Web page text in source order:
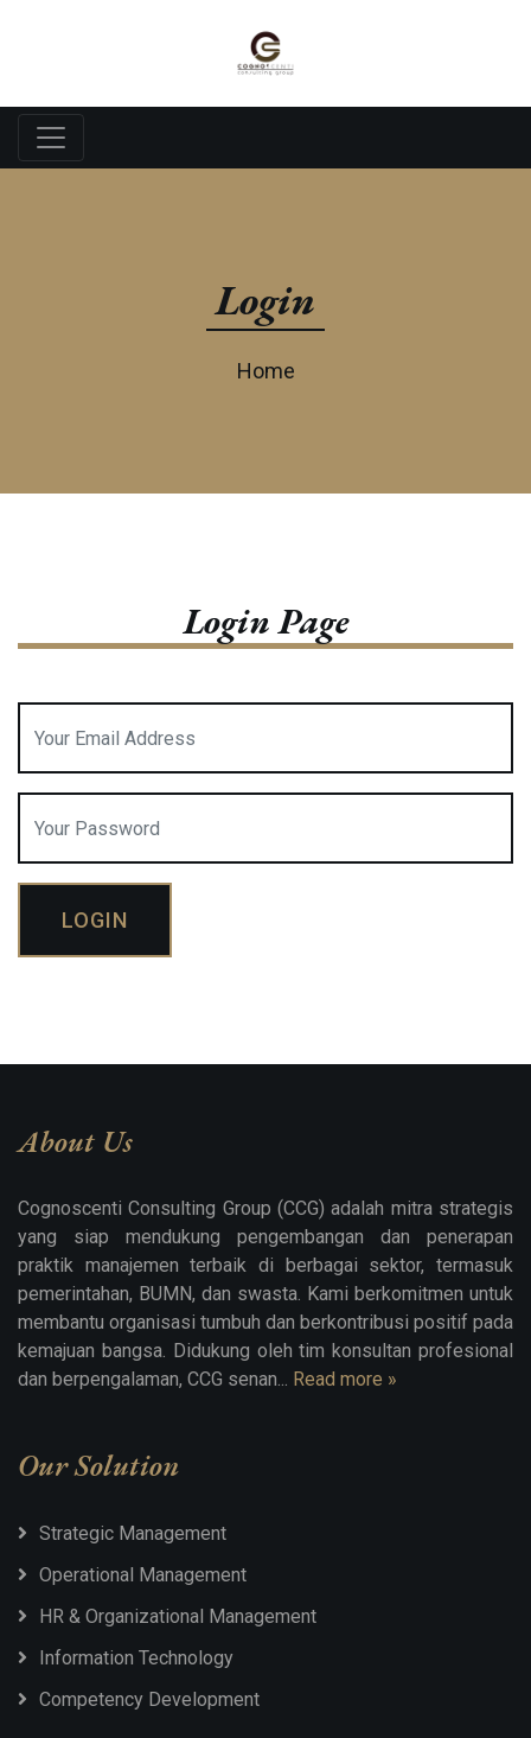
0811-817-7358
Login
Home
Login Page
LOGIN
About Us
Cognoscenti Consulting Group (CCG) adalah mitra strategis
yang siap mendukung pengembangan dan penerapan
praktik manajemen terbaik di berbagai sektor, termasuk
pemerintahan, BUMN, dan swasta. Kami berkomitmen untuk
membantu organisasi tumbuh dan berkontribusi positif pada
kemajuan bangsa. Didukung oleh tim konsultan profesional
dan berpengalaman, CCG senan... Read more »
Our Solution
Strategic Management
Operational Management
HR & Organizational Management
Information Technology
Competency Development